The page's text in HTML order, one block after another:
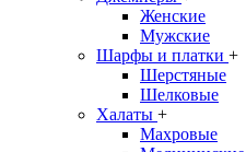
Женские
Мужские
Шарфы и платки +
Шерстяные
Шелковые
Халаты +
Махровые